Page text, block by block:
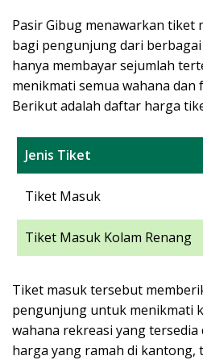
Pasir Gibug menawarkan tiket
bagi pengunjung dari
hanya membayar sejumlah
menikmati semua wahana dan
Berikut adalah daftar harga
Jenis Tiket
Tiket Masuk
Tiket Masuk Kolam Renang
Tiket masuk tersebut
pengunjung untuk menikmati
wahana rekreasi yang tersedia
harga yang ramah di kantong,